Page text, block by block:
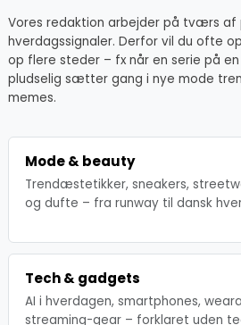
Vores redaktion arbejder på tværs
hverdagssignaler. Derfor vil du ofte
op flere steder – fx når en serie på
pludselig sætter gang i nye mode
memes.
Mode & beauty
Trendæstetikker, sneakers,
og dufte – fra runway til dansk
Tech & gadgets
AI i hverdagen, smartphones,
streaming-gear – forklaret uden